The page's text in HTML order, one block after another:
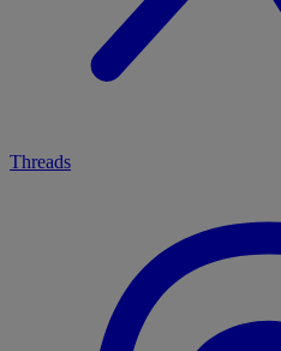
Threads